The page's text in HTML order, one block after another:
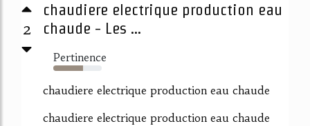
2
chaudiere electrique production eau
chaude - Les ...
Pertinence
61%
chaudiere electrique production eau chaude
chaudiere electrique production eau chaude